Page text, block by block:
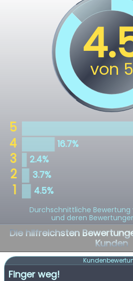
Durchschnittliche Bewertung
und deren
Die hilfreichsten
Kunden
Finger weg!